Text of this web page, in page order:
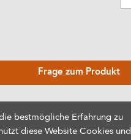
Frage zum Produkt
bestmögliche Erfahrung zu
diese Website Cookies und